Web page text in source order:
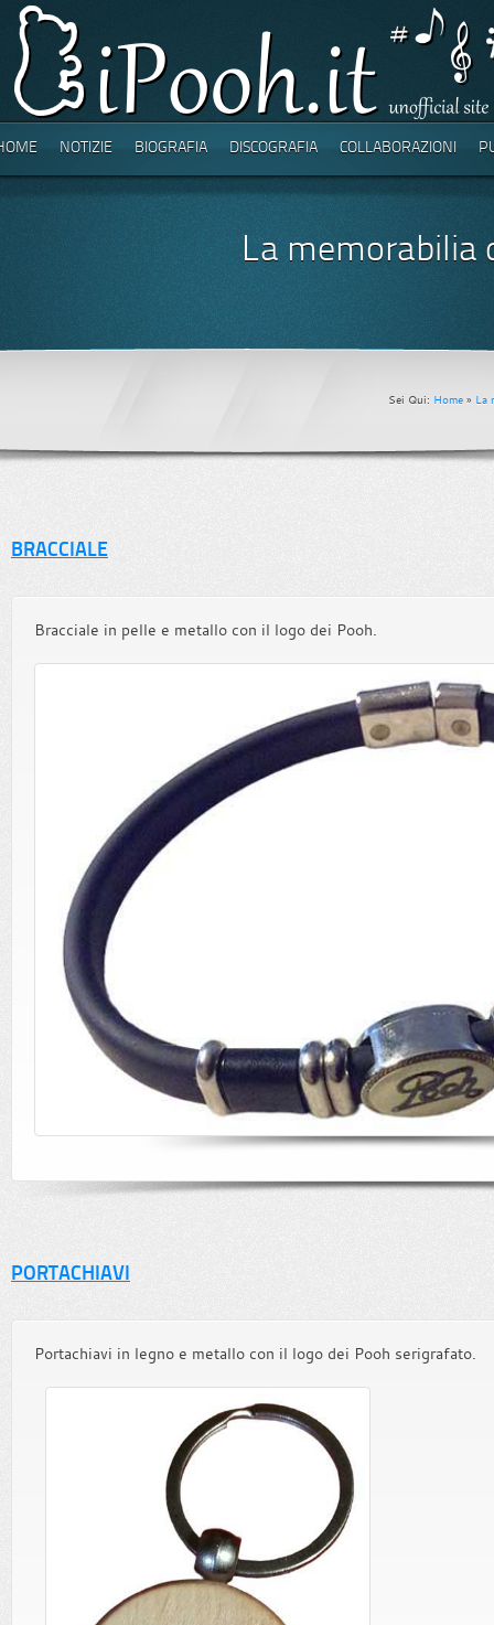
NOTIZIE BIOGRAFIA DISCOGRAFIA COLLABORAZIONI
La memorabilia
Sei Qui: Home» La
BRACCIALE
Bracciale in pelle e metallo con il logo dei Pooh.
PORTACHIAVI
Portachiavi in legno e metallo con il logo dei Pooh serigrafato.